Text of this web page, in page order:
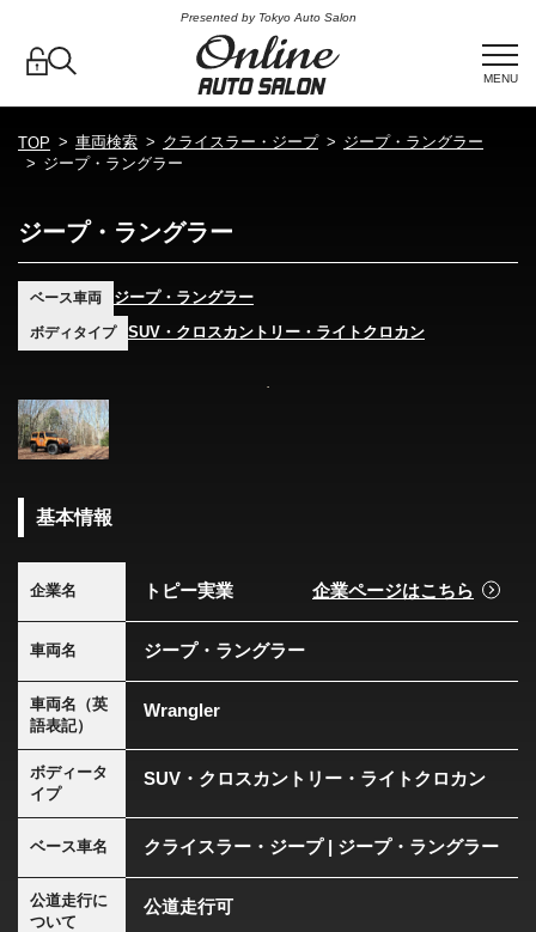
Presented by Tokyo Auto Salon
MENU
TOP 車両検索 クライスラー・ジープ
ジープ・ラングラー
ジープ・ラングラー
ジープ・ラングラー
ベース車両 ジープ・ラングラー
ボディタイプ SUV・クロスカントリー・ライトクロカン
基本情報
企業名 トピー実業 企業ページはこちら
車両名 ジープ・ラングラー
車両名（英
語表記）
Wrangler
ボディータ
イプ
SUV・クロスカントリー・ライトクロカン
ベース車名 クライスラー・ジープ | ジープ・ラングラー
公道走行に
ついて
公道走行可